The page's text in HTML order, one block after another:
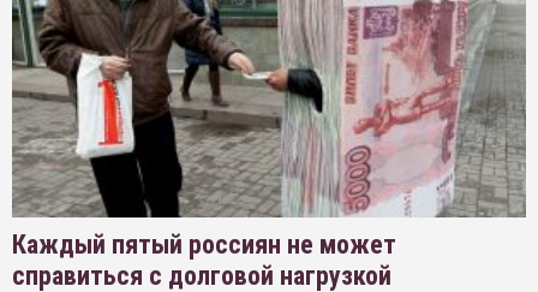
Каждый пятый россиян не может
справиться с долговой нагрузкой